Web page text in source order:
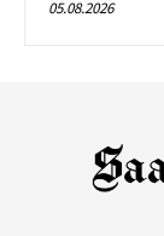
05.08.2026